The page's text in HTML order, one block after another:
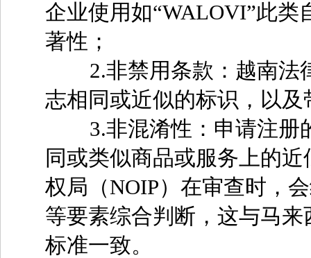
企业使用如“WALOVI”此
著性；
2.非禁用条款：越南法
志相同或近似的标识，以
3.非混淆性：申请注册
同或类似商品或服务上的
权局（NOIP）在审查时，
等要素综合判断，这与马来
标准一致。